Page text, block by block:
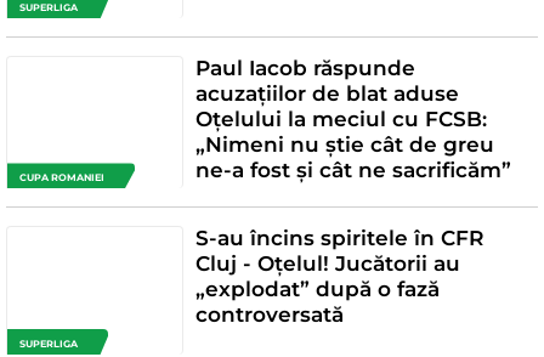
SUPERLIGA
CUPA ROMANIEI
Paul Iacob răspunde
acuzațiilor de blat aduse
Oțelului la meciul cu FCSB:
„Nimeni nu știe cât de greu
ne-a fost și cât ne sacrificăm”
SUPERLIGA
S-au încins spiritele în CFR
Cluj - Oțelul! Jucătorii au
„explodat” după o fază
controversată